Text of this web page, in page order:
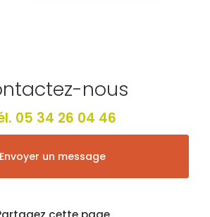
nous
05 34 26 04 46
Envoyer un message